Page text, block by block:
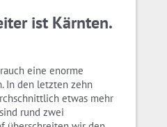
ist Kärnten.
eine enorme
In den letzten zehn
etwas mehr
rund zwei